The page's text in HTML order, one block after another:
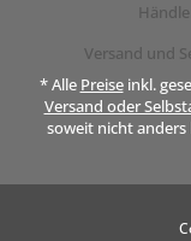
Versand und
* Alle Preiseinkl.
Versand oder
soweit nicht anders